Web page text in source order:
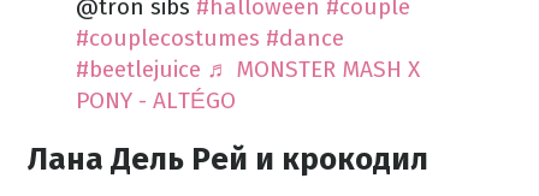
@tron sibs #halloween #couple
#couplecostumes #dance
#beetlejuice ♬ MONSTER MASH X
PONY - ALTÉGO
Лана Дель Рей и крокодил